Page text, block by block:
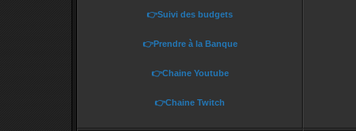
👉Suivi des budgets
👉Prendre à la Banque
👉Chaine Youtube
👉Chaine Twitch